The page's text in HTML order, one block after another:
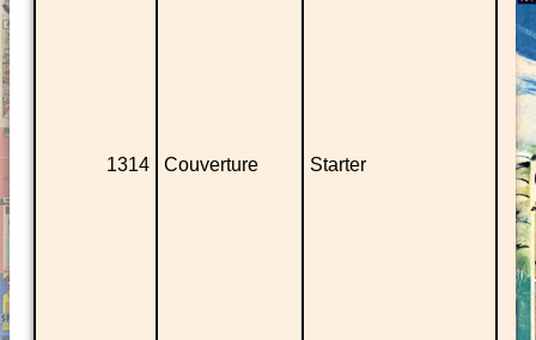
1314 Couverture Starter